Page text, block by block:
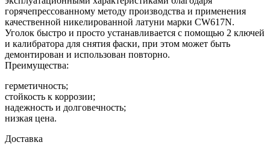
горячепрессованному методу производства и применения
качественной никелированной латуни марки CW617N.
Уголок быстро и просто устанавливается с помощью 2 ключей
и калибратора для снятия фаски, при этом может быть
демонтирован и использован повторно.
Преимущества:
герметичность;
стойкость к коррозии;
надежность и долговечность;
низкая цена.
Доставка